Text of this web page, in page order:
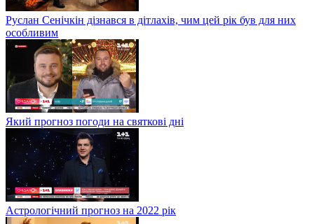
Руслан Сенічкін дізнався в дітлахів, чим цей рік був для них
особливим
Який прогноз погоди на святкові дні
Астрологічний прогноз на 2022 рік